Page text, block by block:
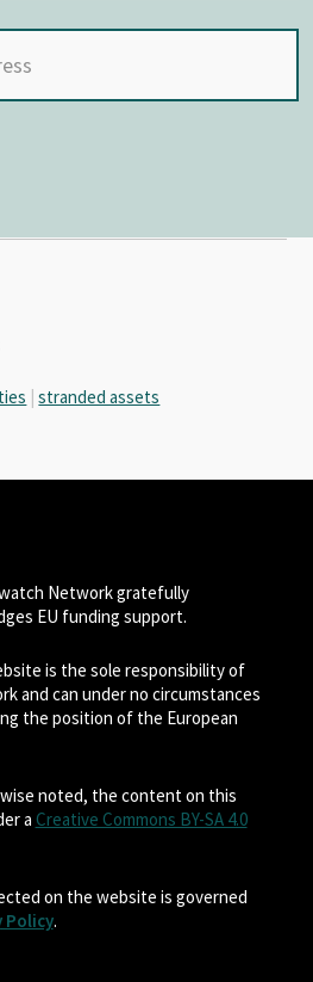
stranded assets
Network gratefully
EU funding support.
is the sole responsibility of
and can under no circumstances
the position of the European
noted, the content on this
a Creative Commons BY-SA 4.0
on the website is governed
Policy.